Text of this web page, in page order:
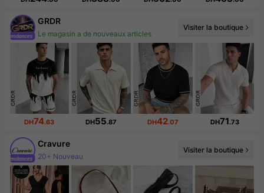
GRDR
173K abonné(e)(s)
Visiter la boutique
DH74.63 DH55.87 DH42.07 DH71.73
Cravure
Visiter la boutique